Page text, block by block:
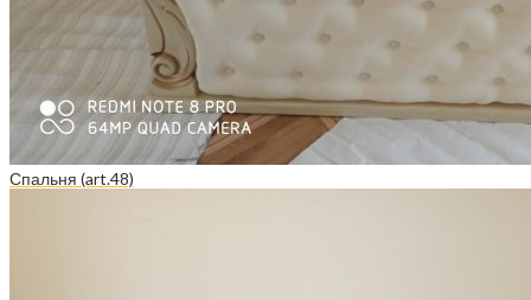
Спальня (art.48)